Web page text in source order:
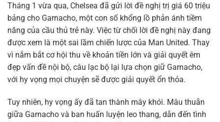
Tháng 1 vừa qua, Chelsea đã gửi lời đề nghị trị giá 60 triệu
bảng cho Garnacho, một con số khổng lồ phản ánh tiềm
năng của cầu thủ trẻ này. Việc từ chối lời đề nghị này đang
được xem là một sai lầm chiến lược của Man United. Thay
vì nắm bắt cơ hội thu về khoản tiền lớn và giải quyết êm
đẹp vấn đề nội bộ, câu lạc bộ lại lựa chọn giữ Garnacho,
với hy vọng mọi chuyện sẽ được giải quyết ổn thỏa.
Tuy nhiên, hy vọng ấy đã tan thành mây khói. Mâu thuẫn
giữa Garnacho và ban huấn luyện leo thang, dẫn đến tình